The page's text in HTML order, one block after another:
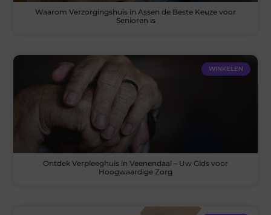
Waarom Verzorgingshuis in Assen de Beste Keuze voor
Senioren is
WINKELEN
Ontdek Verpleeghuis in Veenendaal – Uw Gids voor
Hoogwaardige Zorg